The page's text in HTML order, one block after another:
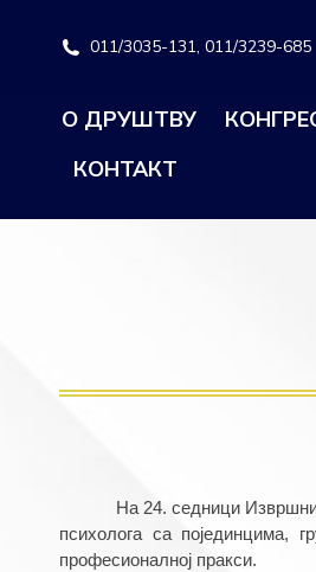
011/3035-131, 011/3239-685
О ДРУШТВУ
КОНТАКТ
На 24. седници
психолога са појединцима,
професионалној пракси.